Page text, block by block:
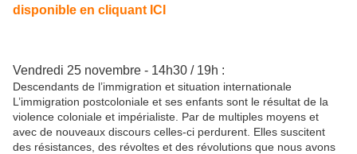
disponible en cliquant ICI
Vendredi 25 novembre - 14h30 / 19h :
Descendants de l’immigration et situation internationale
L’immigration postcoloniale et ses enfants sont le résultat de la
violence coloniale et impérialiste. Par de multiples moyens et
avec de nouveaux discours celles-ci perdurent. Elles suscitent
des résistances, des révoltes et des révolutions que nous avons